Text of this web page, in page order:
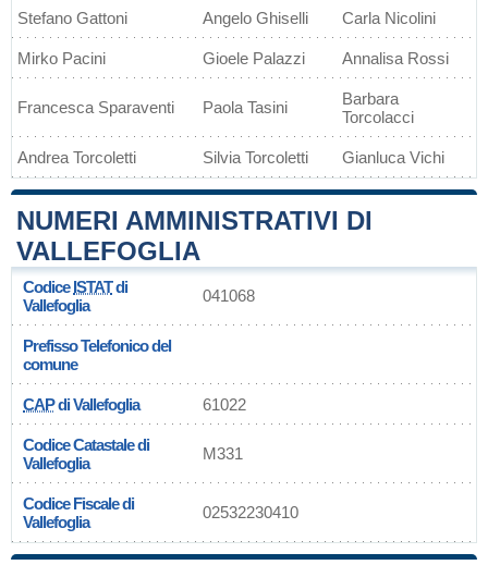
Stefano Gattoni Angelo Ghiselli Carla Nicolini
Mirko Pacini Gioele Palazzi Annalisa Rossi
Francesca Sparaventi Paola Tasini
Barbara
Torcolacci
Andrea Torcoletti Silvia Torcoletti Gianluca Vichi
NUMERI AMMINISTRATIVI DI
VALLEFOGLIA
CodiceISTATdi
Vallefoglia
041068
Prefisso Telefonico del
comune
CAPdi Vallefoglia 61022
Codice Catastale di
Vallefoglia
M331
Codice Fiscale di
Vallefoglia
02532230410